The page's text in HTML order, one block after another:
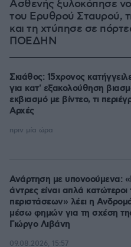
Ασθενής ξυλοκόπησε
του Ερυθρού Σταυρού,
και τη χτύπησε σε
ΠΟΕΔΗΝ
Σκιάθος: 15χρονος
για κατ' εξακολούθηση
εκβιασμό με βίντεο, τι
Αρχές
πριν μία ώρα
Ανάρτηση με υπονοούμενα:
άντρες είναι απλά
περιστάσεων» λέει η
μέσω φημών για τη σχέση
Γιώργο Λιβάνη
09.08.2026, 15:57